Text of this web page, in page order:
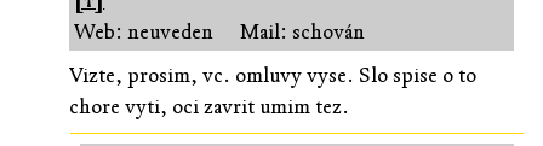
Web: neuveden
Mail: schován
Vizte, prosim, vc. omluvy vyse. Slo spise o to
chore vyti, oci zavrit umim tez.